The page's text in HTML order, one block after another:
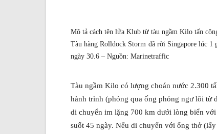
Mô tả cách tên lửa Klub từ tàu ngầm Kilo tấn
Tàu hàng Rolldock Storm đã rời Singapore lúc 1
ngày 30.6 – Nguồn: Marinetraffic
Tàu ngầm Kilo có lượng choán nước 2.300
hành trình (phóng qua ống phóng ngư lôi từ
di chuyển im lặng 700 km dưới lòng biển
suốt 45 ngày. Nếu di chuyển với ống thở